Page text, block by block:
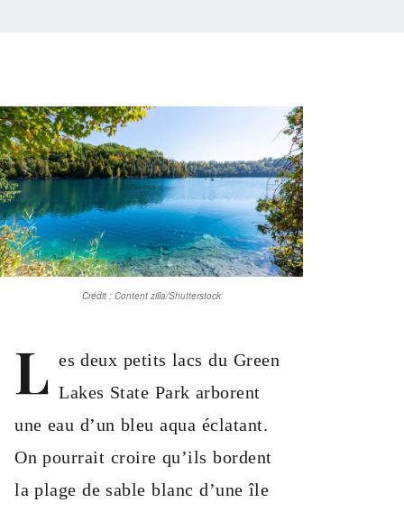
Crédit : Content zilla/Shutterstock
L es deux petits lacs du Green
Lakes State Park arborent
une eau d’un bleu aqua éclatant.
On pourrait croire qu’ils bordent
la plage de sable blanc d’une île